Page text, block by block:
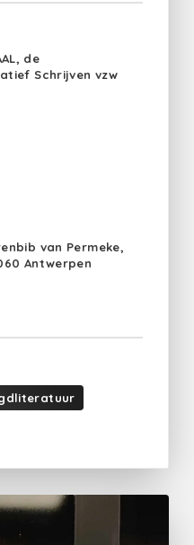
de
Schrijven vzw
van Permeke,
Antwerpen